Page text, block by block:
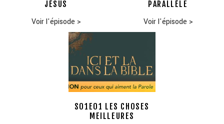
JÉSUS
Voir l'épisode >
PARALLÈLE
Voir l'épisode >
S01E01 LES CHOSES
MEILLEURES